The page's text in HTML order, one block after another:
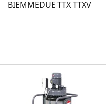
BIEMMEDUE TTX TTXV